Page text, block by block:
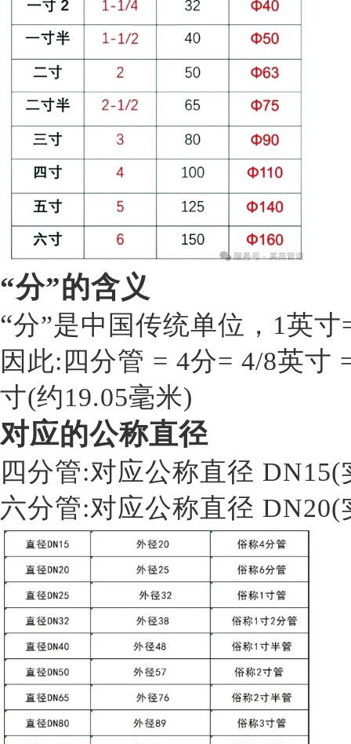
“分”的含义
“分”是中国传统单位，1英
因此:四分管 = 4分= 4/8英寸
寸(约19.05毫米)
对应的公称直径
四分管:对应公称直径
六分管:对应公称直径